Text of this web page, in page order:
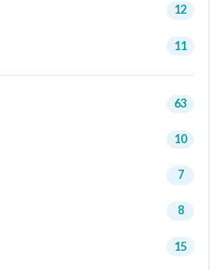
12
11
63
10
7
8
15